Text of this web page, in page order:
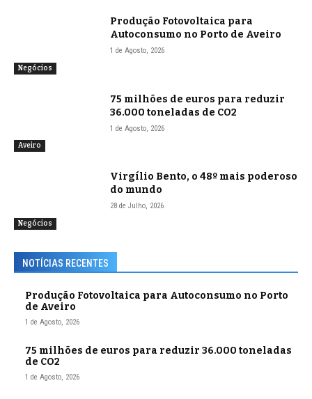
Negócios
Produção Fotovoltaica para
Autoconsumo no Porto de Aveiro
1 de Agosto, 2026
Aveiro
75 milhões de euros para reduzir
36.000 toneladas de CO2
1 de Agosto, 2026
Negócios
Virgílio Bento, o 48º mais poderoso
do mundo
28 de Julho, 2026
NOTÍCIAS RECENTES
Produção Fotovoltaica para Autoconsumo no Porto
de Aveiro
1 de Agosto, 2026
75 milhões de euros para reduzir 36.000 toneladas
de CO2
1 de Agosto, 2026